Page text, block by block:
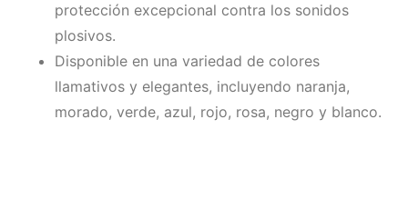
protección excepcional contra los sonidos
plosivos.
Disponible en una variedad de colores
llamativos y elegantes, incluyendo naranja,
morado, verde, azul, rojo, rosa, negro y blanco.